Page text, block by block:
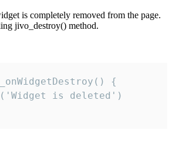
is completely removed from the page.
jivo_destroy() method.
{
is deleted')